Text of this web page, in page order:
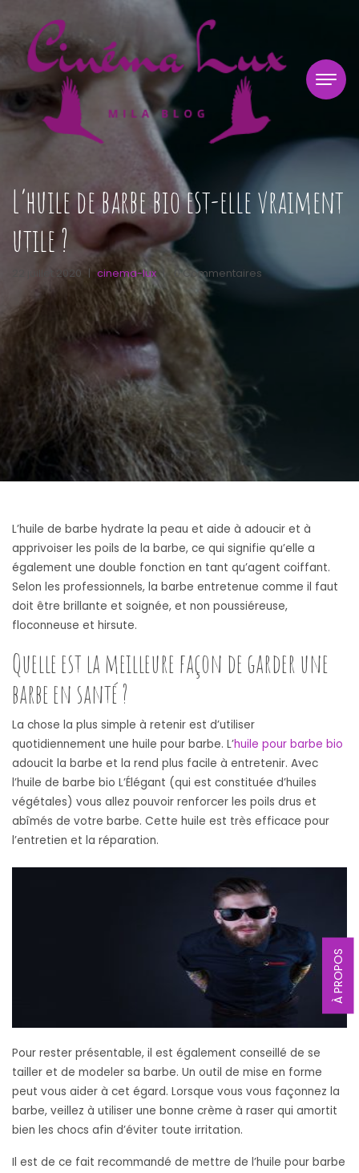
L’huile de barbe bio est-elle vraiment
utile ?
22 juillet 2020 cinema-lux | 0 Commentaires
À PROPOS
L’huile de barbe hydrate la peau et aide à adoucir et à
apprivoiser les poils de la barbe, ce qui signifie qu’elle a
également une double fonction en tant qu’agent coiffant.
Selon les professionnels, la barbe entretenue comme il faut
doit être brillante et soignée, et non poussiéreuse,
floconneuse et hirsute.
Quelle est la meilleure façon de garder une
barbe en santé ?
La chose la plus simple à retenir est d’utiliser
quotidiennement une huile pour barbe. L’huile pour barbe bio
adoucit la barbe et la rend plus facile à entretenir. Avec
l’huile de barbe bio L’Élégant (qui est constituée d’huiles
végétales) vous allez pouvoir renforcer les poils drus et
abîmés de votre barbe. Cette huile est très efficace pour
l’entretien et la réparation.
Pour rester présentable, il est également conseillé de se
tailler et de modeler sa barbe. Un outil de mise en forme
peut vous aider à cet égard. Lorsque vous vous façonnez la
barbe, veillez à utiliser une bonne crème à raser qui amortit
bien les chocs afin d’éviter toute irritation.
Il est de ce fait recommandé de mettre de l’huile pour barbe